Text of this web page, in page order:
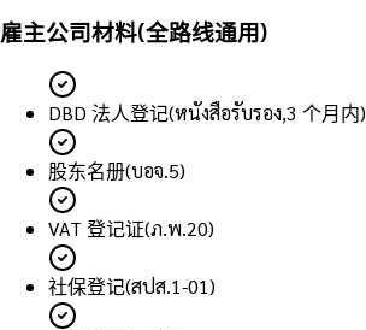
雇主公司材料(全路线通用)
DBD 法人登记(หนังสือรับรอง,3 个月内)
股东名册(บอจ.5)
VAT 登记证(ภ.พ.20)
社保登记(สปส.1-01)